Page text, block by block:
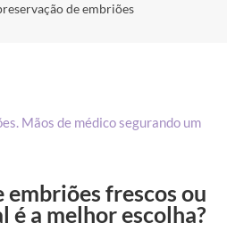
de embriões
embriões frescos ou
é a melhor escolha?